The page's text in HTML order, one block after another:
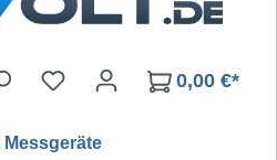
Du hast 0 Produkte auf
0,00 €*
Messgeräte